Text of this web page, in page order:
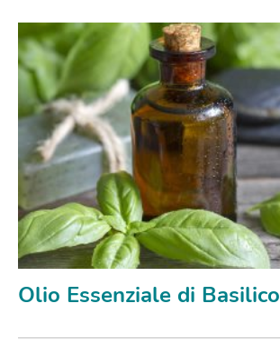
Olio Essenziale di Basilico